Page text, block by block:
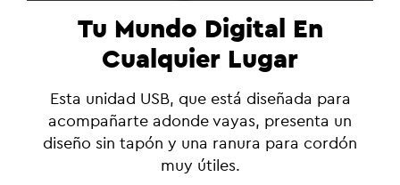
Tu Mundo Digital En
Cualquier Lugar
Esta unidad USB, que está diseñada para
acompañarte adonde vayas, presenta un
diseño sin tapón y una ranura para cordón
muy útiles.